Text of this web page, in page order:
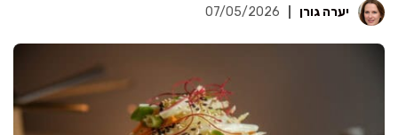
יערה גורן 07/05/2026